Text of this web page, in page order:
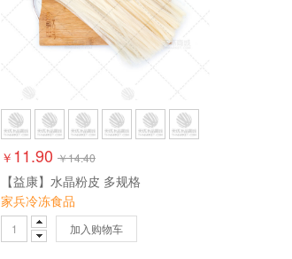
李乡味道
￥ 11.90 ￥14.40
【益康】水晶粉皮 多规格
家兵冷冻食品
加入购物车